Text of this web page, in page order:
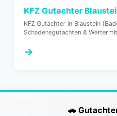
KFZ Gutachter
KFZ Gutachter in Blaustein
Schadensgutachten &
→
🚗